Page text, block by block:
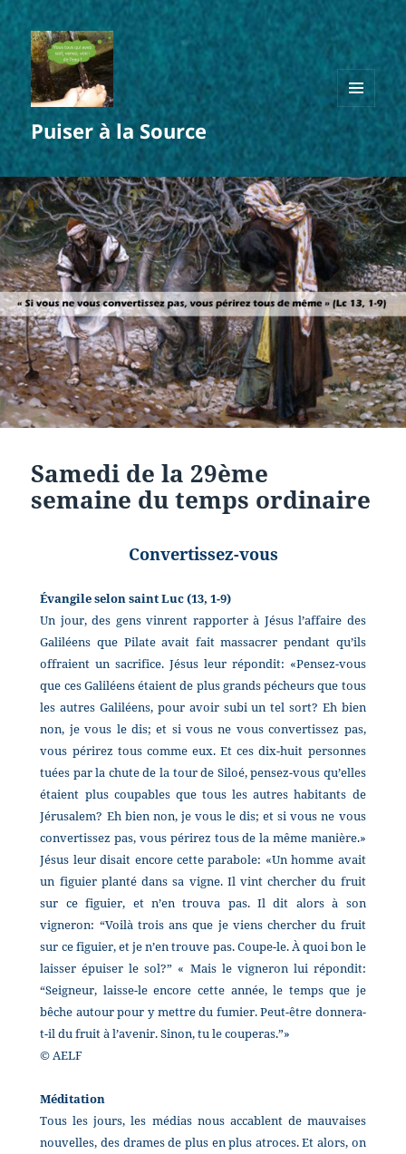
Puiser à la Source
MENU
ET
WIDGETS
Samedi de la 29ème
semaine du temps ordinaire
Convertissez-vous
Évangile selon saint Luc (13, 1-9)
Un jour, des gens vinrent rapporter à Jésus l’affaire des
Galiléens que Pilate avait fait massacrer pendant qu’ils
offraient un sacrifice. Jésus leur répondit: «Pensez-vous
que ces Galiléens étaient de plus grands pécheurs que tous
les autres Galiléens, pour avoir subi un tel sort? Eh bien
non, je vous le dis; et si vous ne vous convertissez pas,
vous périrez tous comme eux. Et ces dix-huit personnes
tuées par la chute de la tour de Siloé, pensez-vous qu’elles
étaient plus coupables que tous les autres habitants de
Jérusalem? Eh bien non, je vous le dis; et si vous ne vous
convertissez pas, vous périrez tous de la même manière.»
Jésus leur disait encore cette parabole: «Un homme avait
un figuier planté dans sa vigne. Il vint chercher du fruit
sur ce figuier, et n’en trouva pas. Il dit alors à son
vigneron: “Voilà trois ans que je viens chercher du fruit
sur ce figuier, et je n’en trouve pas. Coupe-le. À quoi bon le
laisser épuiser le sol?” « Mais le vigneron lui répondit:
“Seigneur, laisse-le encore cette année, le temps que je
bêche autour pour y mettre du fumier. Peut-être donnera-
t-il du fruit à l’avenir. Sinon, tu le couperas.”»
© AELF
Méditation
Tous les jours, les médias nous accablent de mauvaises
nouvelles, des drames de plus en plus atroces. Et alors, on